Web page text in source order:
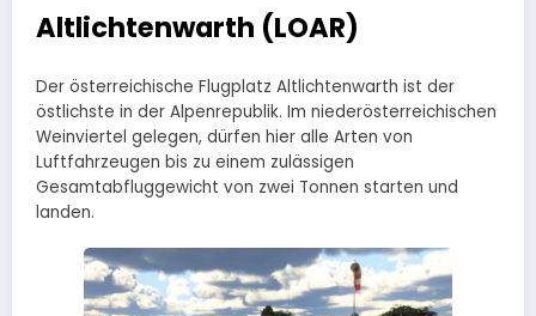
Altlichtenwarth (LOAR)
Der österreichische Flugplatz Altlichtenwarth ist der
östlichste in der Alpenrepublik. Im niederösterreichischen
Weinviertel gelegen, dürfen hier alle Arten von
Luftfahrzeugen bis zu einem zulässigen
Gesamtabfluggewicht von zwei Tonnen starten und
landen.